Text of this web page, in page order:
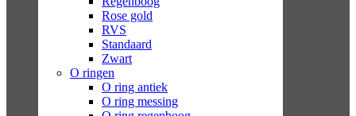
Rose gold
RVS
Standaard
Zwart
O ringen
O ring antiek
O ring messing